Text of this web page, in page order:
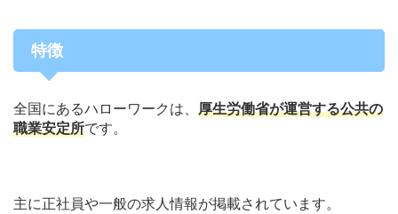
特徴
全国にあるハローワークは、 厚生労働省が運営する公共の
職業安定所です。
主に正社員や一般の求人情報が掲載されています。